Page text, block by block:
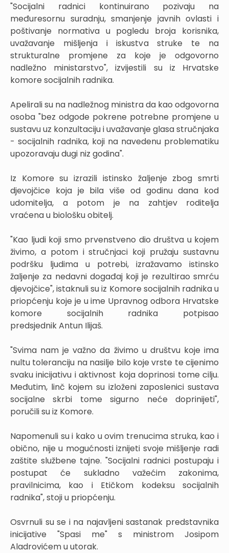
"Socijalni radnici kontinuirano pozivaju na
međuresornu suradnju, smanjenje javnih ovlasti i
poštivanje normativa u pogledu broja korisnika,
uvažavanje mišljenja i iskustva struke te na
strukturalne promjene za koje je odgovorno
nadležno ministarstvo", izvijestili su iz Hrvatske
komore socijalnih radnika.
Apelirali su na nadležnog ministra da kao odgovorna
osoba "bez odgode pokrene potrebne promjene u
sustavu uz konzultaciju i uvažavanje glasa stručnjaka
- socijalnih radnika, koji na navedenu problematiku
upozoravaju dugi niz godina".
Iz Komore su izrazili istinsko žaljenje zbog smrti
djevojčice koja je bila više od godinu dana kod
udomitelja, a potom je na zahtjev roditelja
vraćena u biološku obitelj.
"Kao ljudi koji smo prvenstveno dio društva u kojem
živimo, a potom i stručnjaci koji pružaju sustavnu
podršku ljudima u potrebi, izražavamo istinsko
žaljenje za nedavni događaj koji je rezultirao smrću
djevojčice", istaknuli su iz Komore socijalnih radnika u
priopćenju koje je u ime Upravnog odbora Hrvatske
komore socijalnih radnika potpisao
predsjednik Antun Ilijaš.
"Svima nam je važno da živimo u društvu koje ima
nultu toleranciju na nasilje bilo koje vrste te cijenimo
svaku inicijativu i aktivnost koja doprinosi tome cilju.
Međutim, linč kojem su izloženi zaposlenici sustava
socijalne skrbi tome sigurno neće doprinijeti",
poručili su iz Komore.
Napomenuli su i kako u ovim trenucima struka, kao i
obično, nije u mogućnosti iznijeti svoje mišljenje radi
zaštite službene tajne. "Socijalni radnici postupaju i
postupat će sukladno važećim zakonima,
pravilnicima, kao i Etičkom kodeksu socijalnih
radnika", stoji u priopćenju.
Osvrnuli su se i na najavljeni sastanak predstavnika
inicijative "Spasi me" s ministrom Josipom
Aladrovićem u utorak.